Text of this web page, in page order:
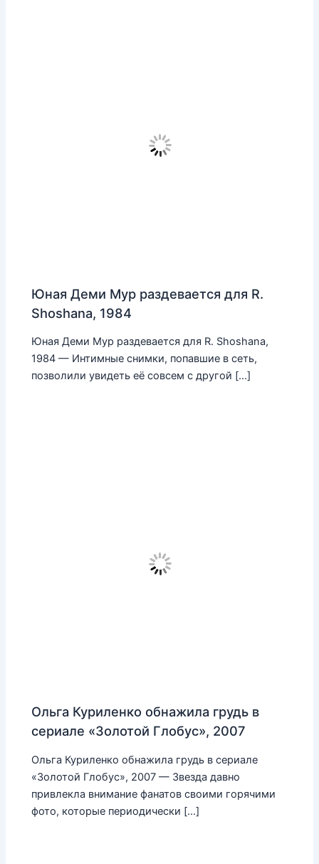
Юная Деми Мур раздевается для R.
Shoshana, 1984
Юная Деми Мур раздевается для R. Shoshana,
1984 — Интимные снимки, попавшие в сеть,
позволили увидеть её совсем с другой […]
Ольга Куриленко обнажила грудь в
сериале «Золотой Глобус», 2007
Ольга Куриленко обнажила грудь в сериале
«Золотой Глобус», 2007 — Звезда давно
привлекла внимание фанатов своими горячими
фото, которые периодически […]